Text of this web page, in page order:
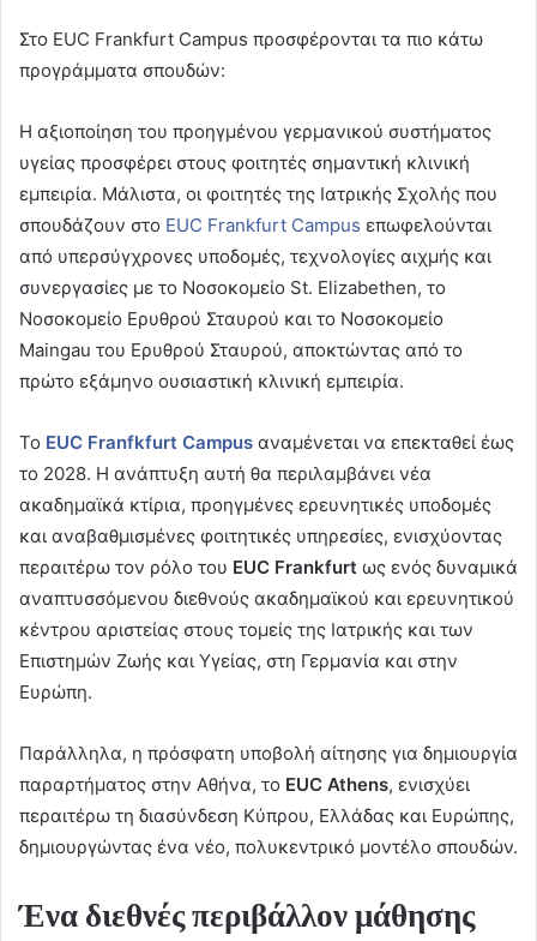
Στο EUC Frankfurt Campus προσφέρονται τα πιο κάτω
προγράμματα σπουδών:
Η αξιοποίηση του προηγμένου γερμανικού συστήματος
υγείας προσφέρει στους φοιτητές σημαντική κλινική
εμπειρία. Μάλιστα, οι φοιτητές της Ιατρικής Σχολής που
σπουδάζουν στο EUC Frankfurt Campus επωφελούνται
από υπερσύγχρονες υποδομές, τεχνολογίες αιχμής και
συνεργασίες με το Νοσοκομείο St. Elizabethen, το
Νοσοκομείο Ερυθρού Σταυρού και το Νοσοκομείο
Maingau του Ερυθρού Σταυρού, αποκτώντας από το
πρώτο εξάμηνο ουσιαστική κλινική εμπειρία.
Το EUC Franfkfurt Campus αναμένεται να επεκταθεί έως
το 2028. Η ανάπτυξη αυτή θα περιλαμβάνει νέα
ακαδημαϊκά κτίρια, προηγμένες ερευνητικές υποδομές
και αναβαθμισμένες φοιτητικές υπηρεσίες, ενισχύοντας
περαιτέρω τον ρόλο του EUC Frankfurt ως ενός δυναμικά
αναπτυσσόμενου διεθνούς ακαδημαϊκού και ερευνητικού
κέντρου αριστείας στους τομείς της Ιατρικής και των
Επιστημών Ζωής και Υγείας, στη Γερμανία και στην
Ευρώπη.
Παράλληλα, η πρόσφατη υποβολή αίτησης για δημιουργία
παραρτήματος στην Αθήνα, το EUC Athens, ενισχύει
περαιτέρω τη διασύνδεση Κύπρου, Ελλάδας και Ευρώπης,
δημιουργώντας ένα νέο, πολυκεντρικό μοντέλο σπουδών.
Ένα διεθνές περιβάλλον μάθησης